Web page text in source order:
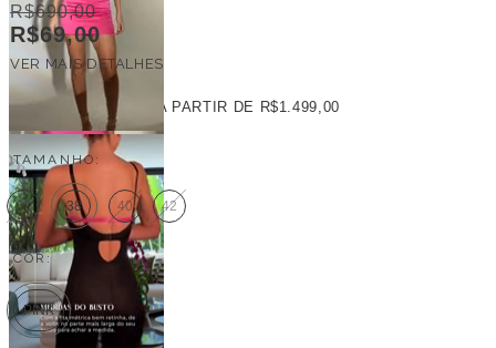
R$690,00
R$69,00
VER MAIS DETALHES
FRETE GRÁTIS A PARTIR DE R$1.499,00
TAMANHO:
36 38 40 42
COR:
PINK